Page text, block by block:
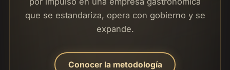
que se estandariza, opera con gobierno y se
expande.
Conocer la metodología